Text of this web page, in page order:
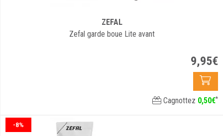
ZEFAL
Zefal garde boue Lite avant
9,95€
Cagnottez 0,50€*
-8%